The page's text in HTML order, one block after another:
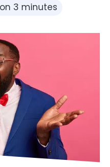
3 minutes